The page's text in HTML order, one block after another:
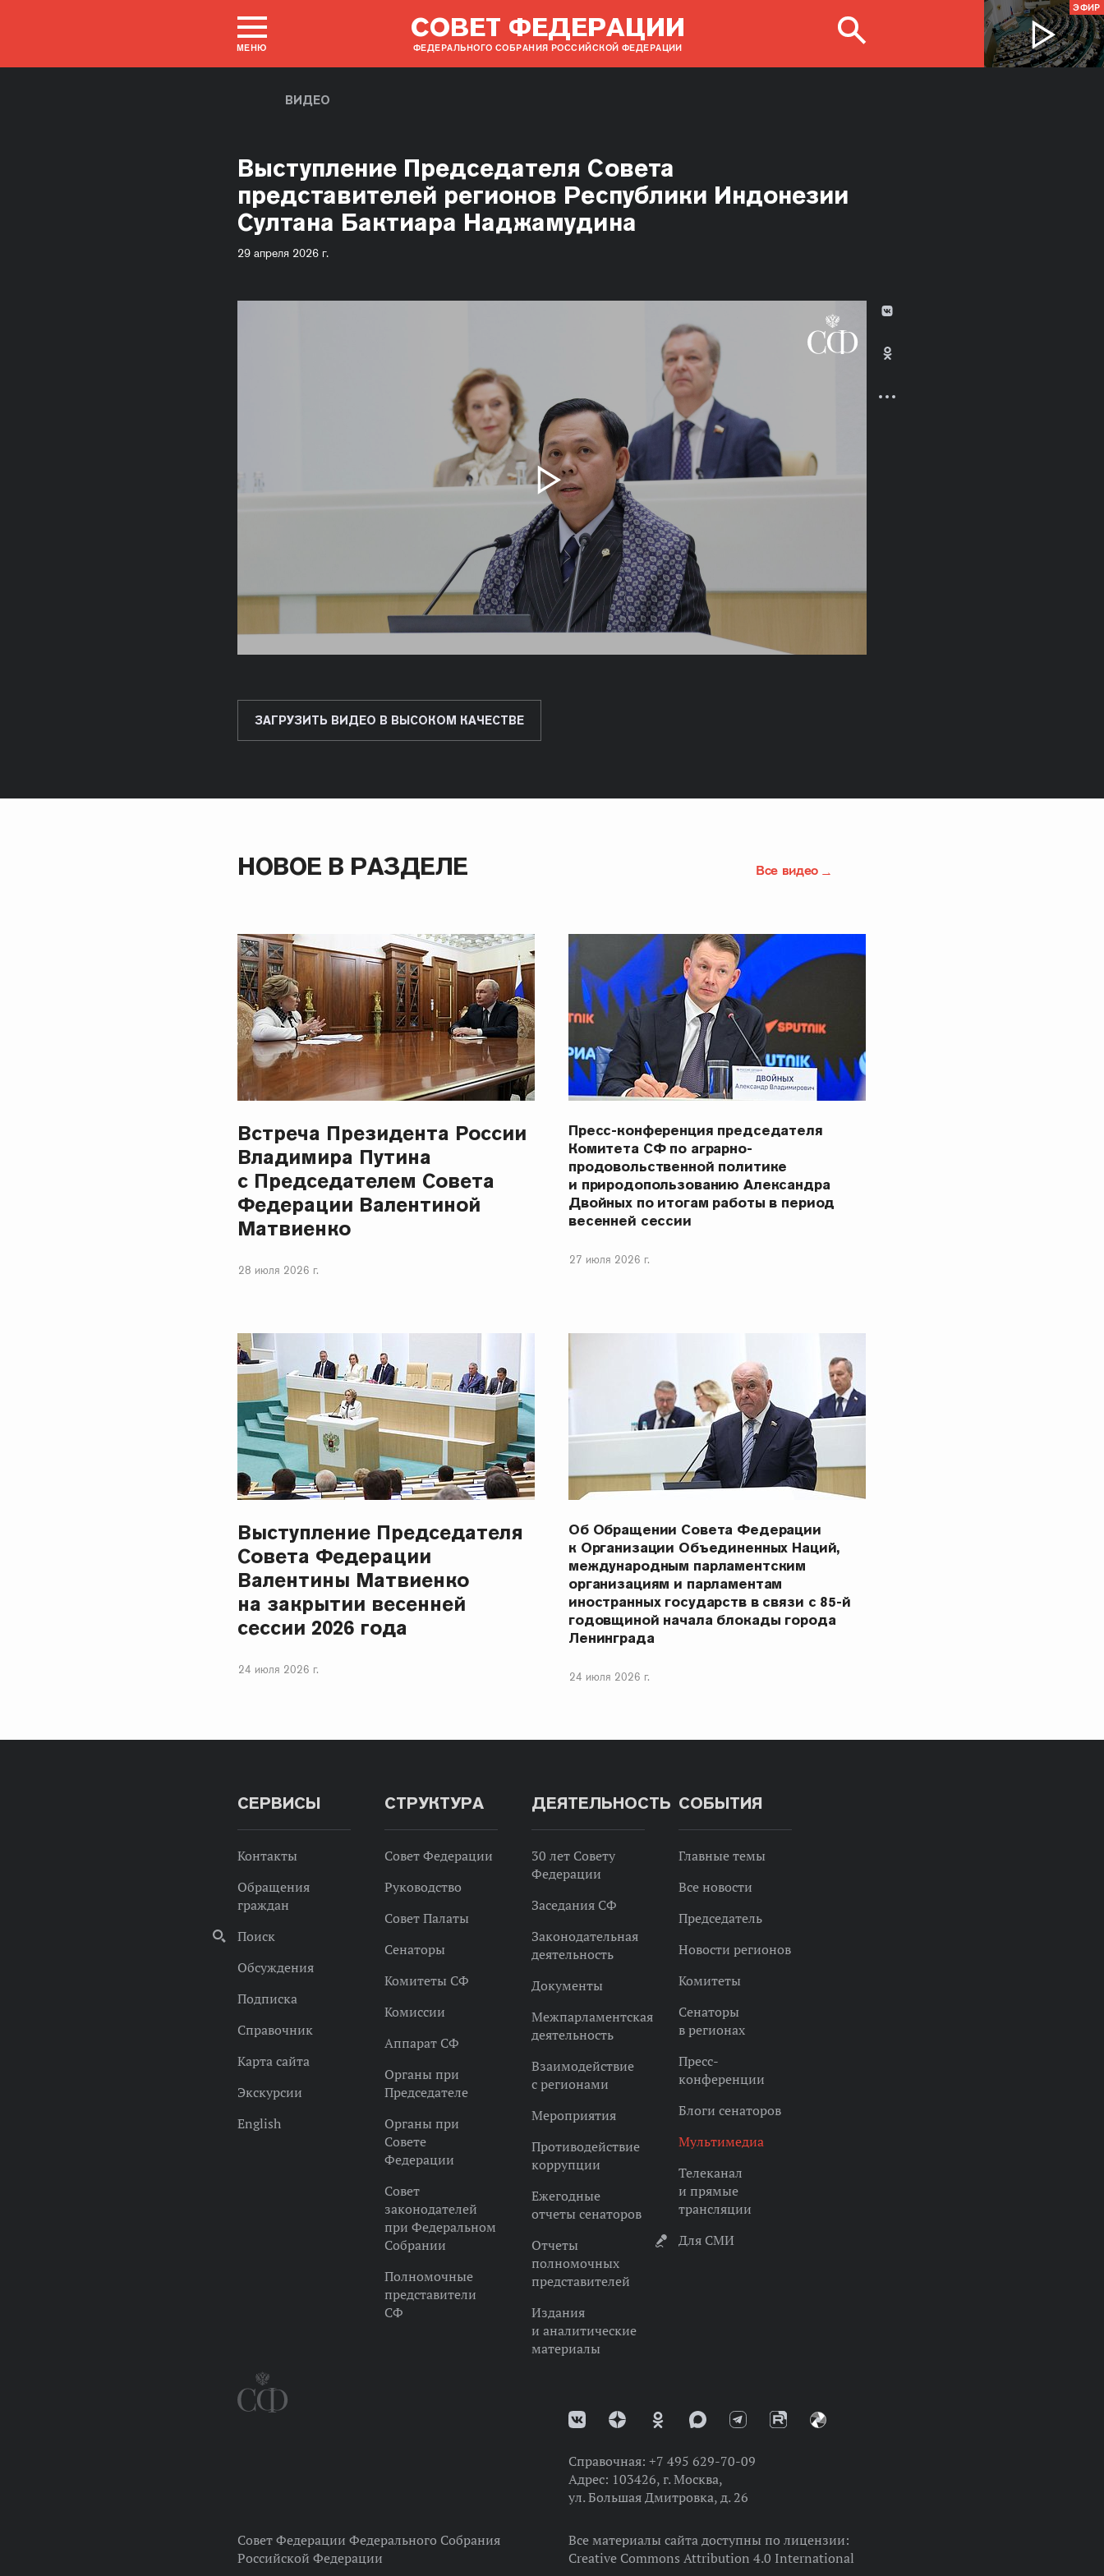
МЕНЮ
СОВЕТ ФЕДЕРАЦИИ
ФЕДЕРАЛЬНОГО СОБРАНИЯ РОССИЙСКОЙ ФЕДЕРАЦИИ
ЭФИР
ВИДЕО
Выступление Председателя Совета
представителей регионов Республики Индонезии
Султана Бактиара Наджамудина
29 апреля 2026 г.
ЗАГРУЗИТЬ ВИДЕО В ВЫСОКОМ КАЧЕСТВЕ
НОВОЕ В РАЗДЕЛЕ Все видео
Встреча Президента России
Владимира Путина
с Председателем Совета
Федерации Валентиной
Матвиенко
28 июля 2026 г.
Пресс-конференция председателя
Комитета СФ по аграрно-
продовольственной политике
и природопользованию Александра
Двойных по итогам работы в период
весенней сессии
27 июля 2026 г.
Выступление Председателя
Совета Федерации
Валентины Матвиенко
на закрытии весенней
сессии 2026 года
24 июля 2026 г.
Об Обращении Совета Федерации
к Организации Объединенных Наций,
международным парламентским
организациям и парламентам
иностранных государств в связи с 85-й
годовщиной начала блокады города
Ленинграда
24 июля 2026 г.
СЕРВИСЫ
Контакты
Обращения
граждан
Поиск
Обсуждения
Подписка
Справочник
Карта сайта
Экскурсии
English
СТРУКТУРА
Совет Федерации
Руководство
Совет Палаты
Сенаторы
Комитеты СФ
Комиссии
Аппарат СФ
Органы при
Председателе
Органы при
Совете
Федерации
Совет
законодателей
при Федеральном
Собрании
Полномочные
представители
СФ
ДЕЯТЕЛЬНОСТЬ
30 лет Совету
Федерации
Заседания СФ
Законодательная
деятельность
Документы
Межпарламентская
деятельность
Взаимодействие
с регионами
Мероприятия
Противодействие
коррупции
Ежегодные
отчеты сенаторов
Отчеты
полномочных
представителей
Издания
и аналитические
материалы
СОБЫТИЯ
Главные темы
Все новости
Председатель
Новости регионов
Комитеты
Сенаторы
в регионах
Пресс-
конференции
Блоги сенаторов
Мультимедиа
Телеканал
и прямые
трансляции
Для СМИ
Справочная: +7 495 629-70-09
Адрес: 103426, г. Москва,
ул. Большая Дмитровка, д. 26
Совет Федерации Федерального Собрания
Российской Федерации
Все материалы сайта доступны по лицензии:
Creative Commons Attribution 4.0 International